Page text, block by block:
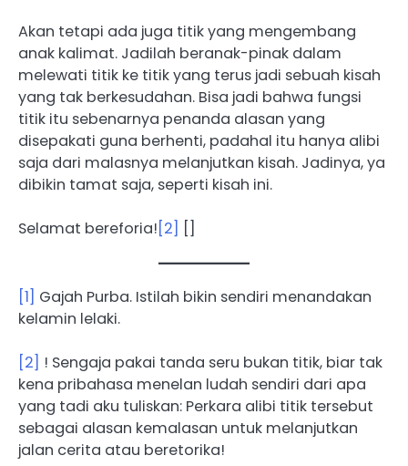
Akan tetapi ada juga titik yang mengembang
anak kalimat. Jadilah beranak-pinak dalam
melewati titik ke titik yang terus jadi sebuah kisah
yang tak berkesudahan. Bisa jadi bahwa fungsi
titik itu sebenarnya penanda alasan yang
disepakati guna berhenti, padahal itu hanya alibi
saja dari malasnya melanjutkan kisah. Jadinya, ya
dibikin tamat saja, seperti kisah ini.
Selamat bereforia! [2] []
[1] Gajah Purba. Istilah bikin sendiri menandakan
kelamin lelaki.
[2] ! Sengaja pakai tanda seru bukan titik, biar tak
kena pribahasa menelan ludah sendiri dari apa
yang tadi aku tuliskan: Perkara alibi titik tersebut
sebagai alasan kemalasan untuk melanjutkan
jalan cerita atau beretorika!